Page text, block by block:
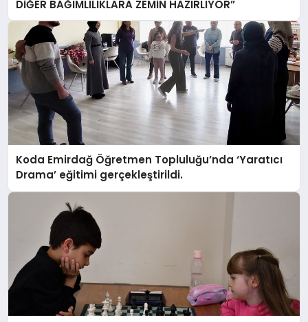
DİĞER BAĞIMLILIKLARA ZEMİN HAZIRLIYOR”
Koda Emirdağ Öğretmen Topluluğu’nda ‘Yaratıcı
Drama’ eğitimi gerçekleştirildi.